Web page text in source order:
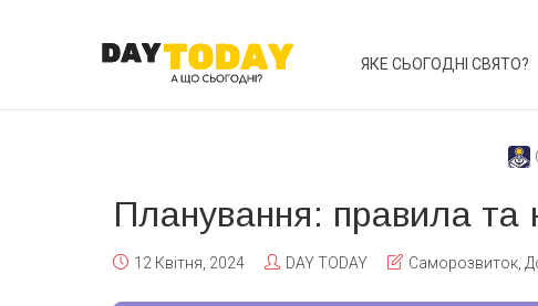
ЯКЕ СЬОГОДНІ СВЯТО?
Планування: правила та
12 Квітня, 2024 DAY TODAY Саморозвиток